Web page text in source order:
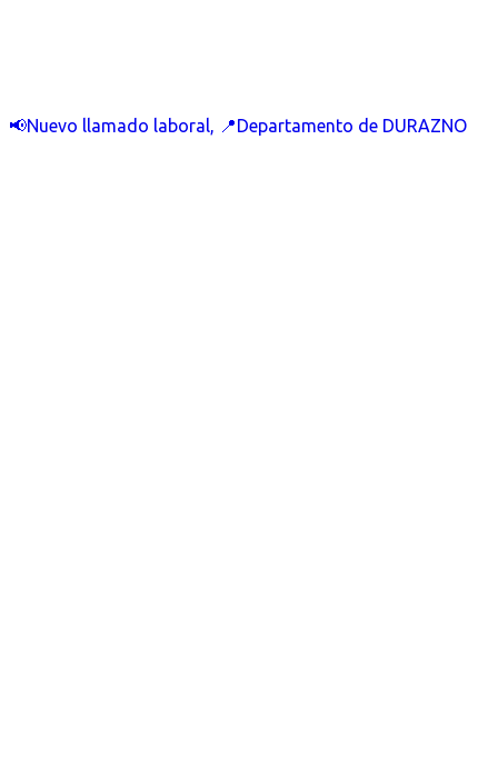
📢Nuevo llamado laboral, 📍Departamento de DURAZNO